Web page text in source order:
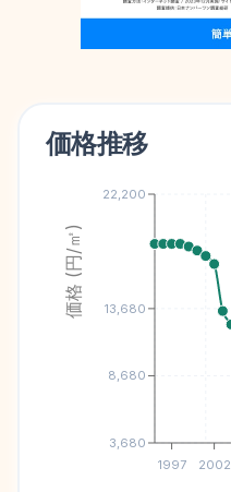
価格推移
1997 2002
3,680
8,680
13,680
22,200
価格 (円/㎡)